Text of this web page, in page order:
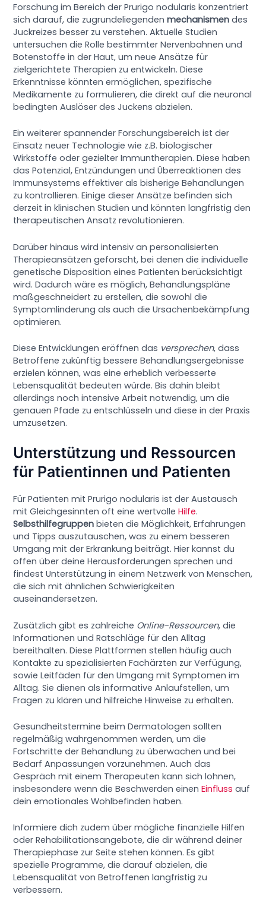
Forschung im Bereich der Prurigo nodularis konzentriert
sich darauf, die zugrundeliegendenmechanismen des
Juckreizes besser zu verstehen. Aktuelle Studien
untersuchen die Rolle bestimmter Nervenbahnen und
Botenstoffe in der Haut, um neue Ansätze für
zielgerichtete Therapien zu entwickeln. Diese
Erkenntnisse könnten ermöglichen, spezifische
Medikamente zu formulieren, die direkt auf die neuronal
bedingten Auslöser des Juckens abzielen.
Ein weiterer spannender Forschungsbereich ist der
Einsatz neuer Technologie wie z.B. biologischer
Wirkstoffe oder gezielter Immuntherapien. Diese haben
das Potenzial, Entzündungen und Überreaktionen des
Immunsystems effektiver als bisherige Behandlungen
zu kontrollieren. Einige dieser Ansätze befinden sich
derzeit in klinischen Studien und könnten langfristig den
therapeutischen Ansatz revolutionieren.
Darüber hinaus wird intensiv an personalisierten
Therapieansätzen geforscht, bei denen die individuelle
genetische Disposition eines Patienten berücksichtigt
wird. Dadurch wäre es möglich, Behandlungspläne
maßgeschneidert zu erstellen, die sowohl die
Symptomlinderung als auch die Ursachenbekämpfung
optimieren.
Diese Entwicklungen eröffnen das versprechen, dass
Betroffene zukünftig bessere Behandlungsergebnisse
erzielen können, was eine erheblich verbesserte
Lebensqualität bedeuten würde. Bis dahin bleibt
allerdings noch intensive Arbeit notwendig, um die
genauen Pfade zu entschlüsseln und diese in der Praxis
umzusetzen.
Unterstützung und Ressourcen
für Patientinnen und Patienten
Für Patienten mit Prurigo nodularis ist der Austausch
mit Gleichgesinnten oft eine wertvolleHilfe.
Selbsthilfegruppen bieten die Möglichkeit, Erfahrungen
und Tipps auszutauschen, was zu einem besseren
Umgang mit der Erkrankung beiträgt. Hier kannst du
offen über deine Herausforderungen sprechen und
findest Unterstützung in einem Netzwerk von Menschen,
die sich mit ähnlichen Schwierigkeiten
auseinandersetzen.
Zusätzlich gibt es zahlreiche Online-Ressourcen, die
Informationen und Ratschläge für den Alltag
bereithalten. Diese Plattformen stellen häufig auch
Kontakte zu spezialisierten Fachärzten zur Verfügung,
sowie Leitfäden für den Umgang mit Symptomen im
Alltag. Sie dienen als informative Anlaufstellen, um
Fragen zu klären und hilfreiche Hinweise zu erhalten.
Gesundheitstermine beim Dermatologen sollten
regelmäßig wahrgenommen werden, um die
Fortschritte der Behandlung zu überwachen und bei
Bedarf Anpassungen vorzunehmen. Auch das
Gespräch mit einem Therapeuten kann sich lohnen,
insbesondere wenn die Beschwerden einenEinfluss auf
dein emotionales Wohlbefinden haben.
Informiere dich zudem über mögliche finanzielle Hilfen
oder Rehabilitationsangebote, die dir während deiner
Therapiephase zur Seite stehen können. Es gibt
spezielle Programme, die darauf abzielen, die
Lebensqualität von Betroffenen langfristig zu
verbessern.